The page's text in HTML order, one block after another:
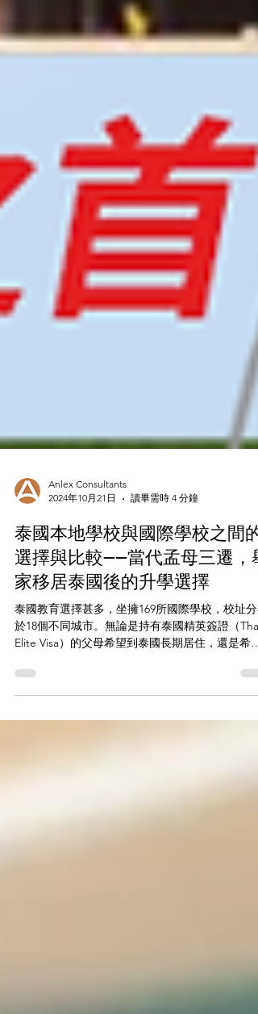
2024年10月21日
讀畢需時 4 分鐘
泰國本地學校與國際學校之間的
選擇與比較——當代孟母三遷，舉
家移居泰國後的升學選擇
泰國教育選擇甚多，坐擁169所國際學校，校址分
Elite Visa）的父母希望到泰國長期居住，還是希望
為子女升學前景帶來更多選擇的伴讀父母，教育環